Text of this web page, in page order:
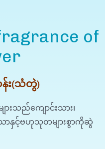
of
း(သံတွဲ)
းသည်ကျောင်းသား၊
ာနှင့်ဗဟုသုတများစွာကိုဆွဲ